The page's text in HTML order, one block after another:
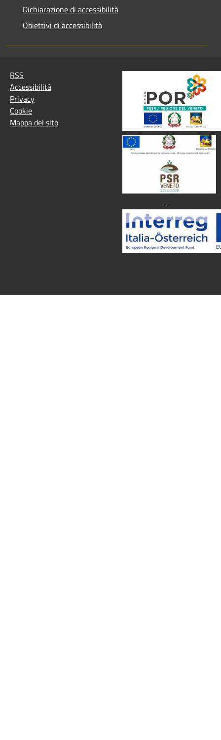
Dichiarazione di accessibilità
Obiettivi di accessibilità
RSS
Accessibilità
Privacy
Cookie
Mappa del sito